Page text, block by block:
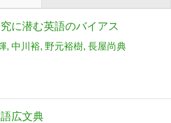
に潜む英語のバイアス
中川裕 野元裕樹 長屋尚典
広文典